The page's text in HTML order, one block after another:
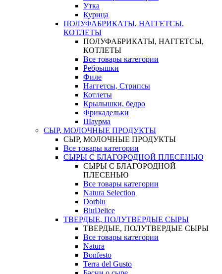
Утка
Курица
ПОЛУФАБРИКАТЫ, НАГГЕТСЫ,
КОТЛЕТЫ
ПОЛУФАБРИКАТЫ, НАГГЕТСЫ,
КОТЛЕТЫ
Все товары категории
Ребрышки
Филе
Наггетсы, Стрипсы
Котлеты
Крылышки, бедро
Фрикадельки
Шаурма
СЫР, МОЛОЧНЫЕ ПРОДУКТЫ
СЫР, МОЛОЧНЫЕ ПРОДУКТЫ
Все товары категории
СЫРЫ С БЛАГОРОДНОЙ ПЛЕСЕНЬЮ
СЫРЫ С БЛАГОРОДНОЙ
ПЛЕСЕНЬЮ
Все товары категории
Natura Selection
Dorblu
BluDelice
ТВЕРДЫЕ, ПОЛУТВЕРДЫЕ СЫРЫ
ТВЕРДЫЕ, ПОЛУТВЕРДЫЕ СЫРЫ
Все товары категории
Natura
Bonfesto
Terra del Gusto